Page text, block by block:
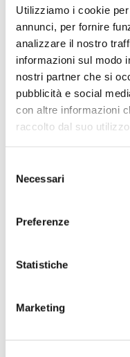
Utilizziamo i cookie
annunci, per fornire
analizzare il nostro
informazioni sul modo
nostri partner che si
pubblicità e social
con altre informazioni
raccolto dal suo
delNecessari
Preferenze
Statistiche
Marketing